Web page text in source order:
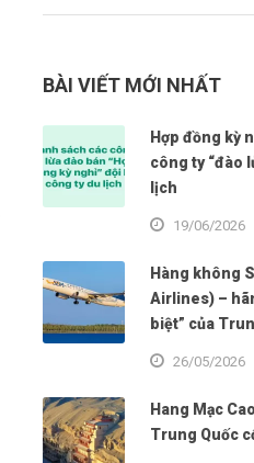
BÀI VIẾT MỚI NHẤT
Hợp đồng kỳ
công ty “đào
lịch
19/06/2026
Hàng không
Airlines) –
biệt” của
26/05/2026
Hang Mạc
Trung Quốc